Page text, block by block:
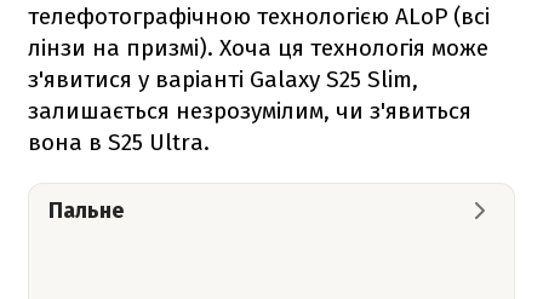
телефотографічною технологією ALoP (всі
лінзи на призмі). Хоча ця технологія може
з'явитися у варіанті Galaxy S25 Slim,
залишається незрозумілим, чи з'явиться
вона в S25 Ultra.
Пальне